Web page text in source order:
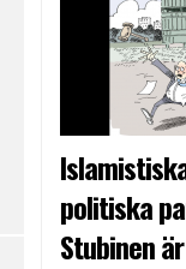
politiska
Stubinen